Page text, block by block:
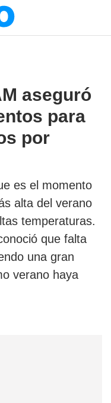
aseguró
para
por
es el momento
alta del verano
temperaturas.
que falta
una gran
verano haya